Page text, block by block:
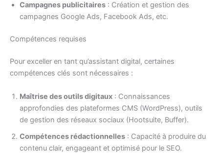
Campagnes publicitaires : Création et gestion des
campagnes Google Ads, Facebook Ads, etc.
Compétences requises
Pour exceller en tant qu’assistant digital, certaines
compétences clés sont nécessaires :
Maîtrise des outils digitaux : Connaissances
approfondies des plateformes CMS (WordPress), outils
de gestion des réseaux sociaux (Hootsuite, Buffer).
Compétences rédactionnelles : Capacité à produire du
contenu clair, engageant et optimisé pour le SEO.